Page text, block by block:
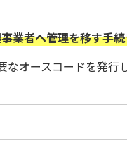
業者へ管理を移す手
オースコードを発行し